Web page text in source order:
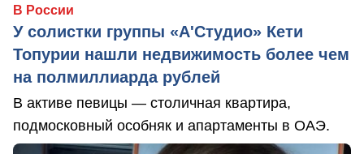
В России
У солистки группы «А'Студио» Кети
Топурии нашли недвижимость более чем
на полмиллиарда рублей
В активе певицы — столичная квартира,
подмосковный особняк и апартаменты в ОАЭ.